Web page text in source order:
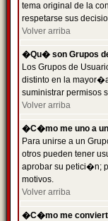
tema original de la
respetarse sus
Volver arriba
�Qu� son Grupos
Los Grupos de
distinto en la
suministrar permisos
Volver arriba
�C�mo me uno a
Para unirse a un
otros pueden tener
aprobar su petici�n;
motivos.
Volver arriba
�C�mo me